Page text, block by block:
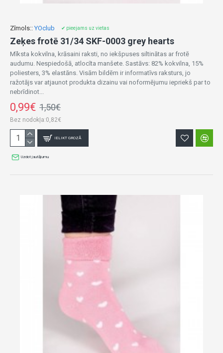
Zīmols:: YOclub ✔ pieejams uz vietas
Zeķes frotē 31/34 SKF-0003 grey hearts
Mīksta kokvilna, krāsaini raksti, no iekšpuses siltinātas ar frotē
audumu. Nespiedošā, atlocīta manšete. Sastāvs: 82% kokvilna, 15%
poliesters, 3% elastāns. Visām bildēm ir informatīvs raksturs, jo
ražotājs var atjaunot produkta dizainu vai noformējumu iepriekš par to
nebrīdinot...
0,99€ 1,50€
Bez nodokļa:0,82€
IELIKT GROZĀ
Uzdot jautājumu